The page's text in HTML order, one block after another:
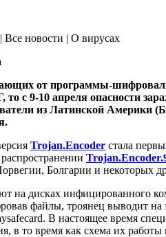
Все новости | О вирусах
от программы-
то с 9-10 апреля опасности
из Латинской Америки
Trojan.Encoder стала
Болгарии и некоторых
на дисках инфицированного
файлы, троянец выводит на
В настоящее время
в то время как схема их работы